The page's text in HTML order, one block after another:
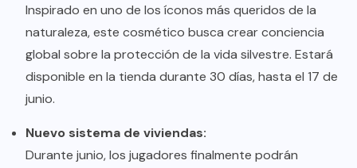
Inspirado en uno de los íconos más queridos de la
naturaleza, este cosmético busca crear conciencia
global sobre la protección de la vida silvestre. Estará
disponible en la tienda durante 30 días, hasta el 17 de
junio.
Nuevo sistema de viviendas:
Durante junio, los jugadores finalmente podrán